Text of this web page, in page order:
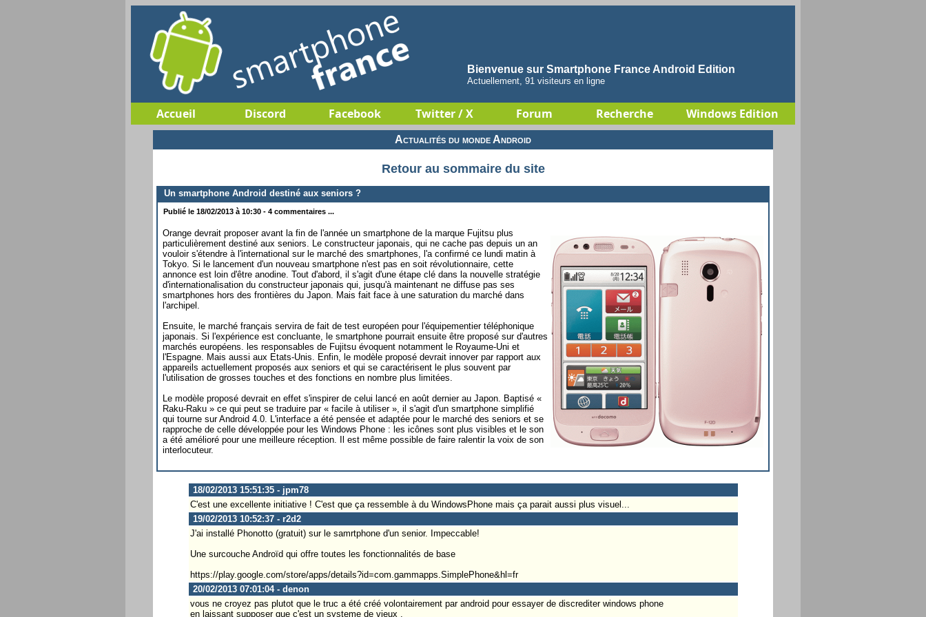
Bienvenue sur Smartphone France Android Edition
Actuellement, 91 visiteurs en ligne
Accueil Discord Facebook Twitter / X Forum Recherche Windows Edition
Actualités du monde Android
Retour au sommaire du site
Un smartphone Android destiné aux seniors ?
Publié le 18/02/2013 à 10:30 - 4 commentaires ...
Orange devrait proposer avant la fin de l'année un smartphone de la marque Fujitsu plus
particulièrement destiné aux seniors. Le constructeur japonais, qui ne cache pas depuis un an
vouloir s'étendre à l'international sur le marché des smartphones, l'a confirmé ce lundi matin à
Tokyo. Si le lancement d'un nouveau smartphone n'est pas en soit révolutionnaire, cette
annonce est loin d'être anodine. Tout d'abord, il s'agit d'une étape clé dans la nouvelle stratégie
d'internationalisation du constructeur japonais qui, jusqu'à maintenant ne diffuse pas ses
smartphones hors des frontières du Japon. Mais fait face à une saturation du marché dans
l'archipel.
Ensuite, le marché français servira de fait de test européen pour l'équipementier téléphonique
japonais. Si l'expérience est concluante, le smartphone pourrait ensuite être proposé sur d'autres
marchés européens. les responsables de Fujitsu évoquent notamment le Royaume-Uni et
l'Espagne. Mais aussi aux Etats-Unis. Enfin, le modèle proposé devrait innover par rapport aux
appareils actuellement proposés aux seniors et qui se caractérisent le plus souvent par
l'utilisation de grosses touches et des fonctions en nombre plus limitées.
Le modèle proposé devrait en effet s'inspirer de celui lancé en août dernier au Japon. Baptisé «
Raku-Raku » ce qui peut se traduire par « facile à utiliser », il s'agit d'un smartphone simplifié
qui tourne sur Android 4.0. L'interface a été pensée et adaptée pour le marché des seniors et se
rapproche de celle développée pour les Windows Phone : les icônes sont plus visibles et le son
a été amélioré pour une meilleure réception. Il est même possible de faire ralentir la voix de son
interlocuteur.
18/02/2013 15:51:35 - jpm78
C'est une excellente initiative ! C'est que ça ressemble à du WindowsPhone mais ça parait aussi plus visuel...
19/02/2013 10:52:37 - r2d2
J'ai installé Phonotto (gratuit) sur le samrtphone d'un senior. Impeccable!
Une surcouche Androïd qui offre toutes les fonctionnalités de base
https://play.google.com/store/apps/details?id=com.gammapps.SimplePhone&hl=fr
20/02/2013 07:01:04 - denon
vous ne croyez pas plutot que le truc a été créé volontairement par android pour essayer de discrediter windows phone
en laissant supposer que c'est un systeme de vieux .